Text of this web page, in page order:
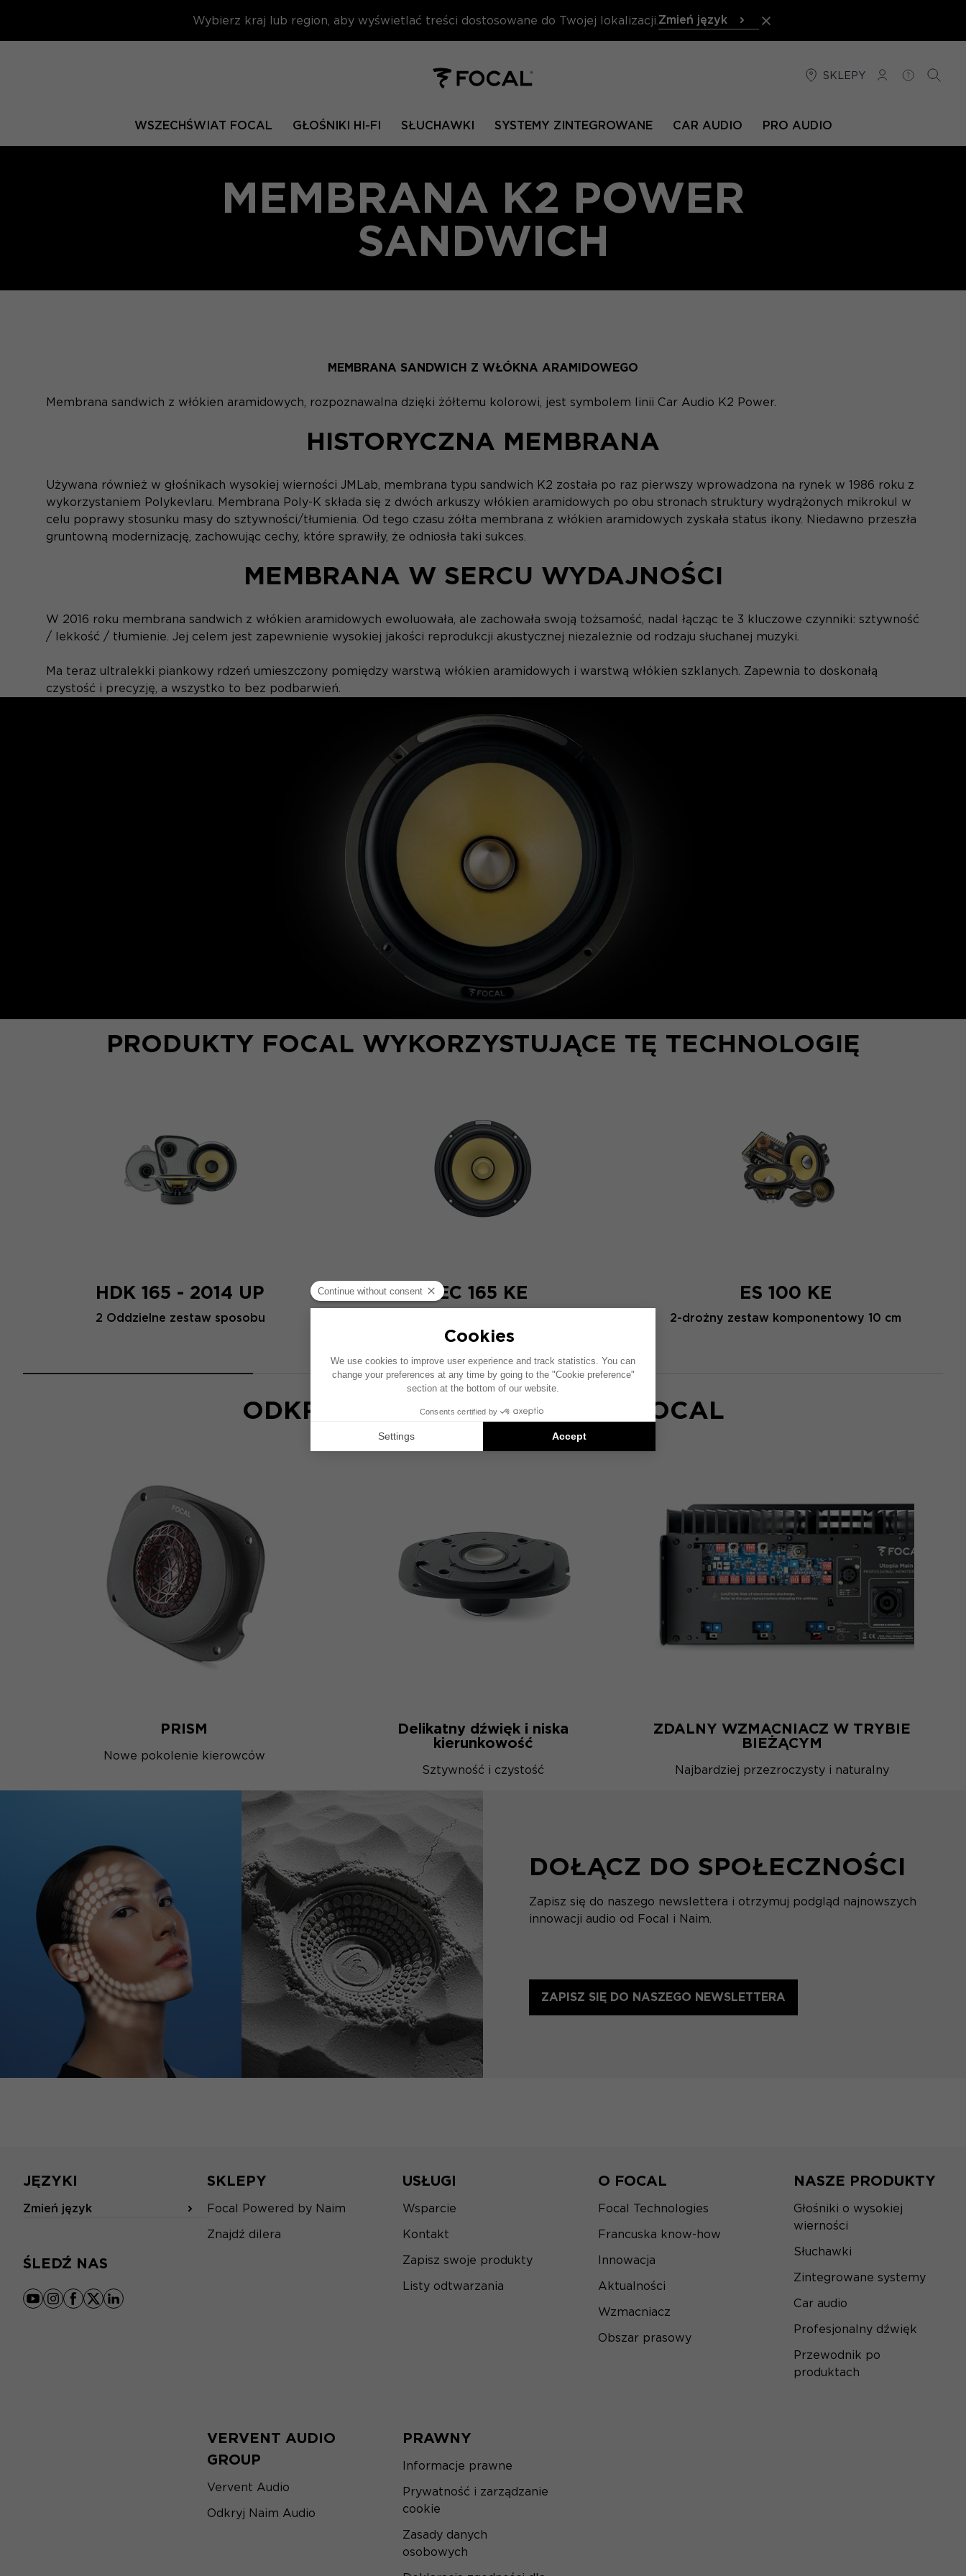
Wybierz kraj lub region, aby wyświetlać treści dostosowane do Twojej lokalizacji. Zmień język
SKLEPY
POŁĄCZENIE
POMOC
WSZECHŚWIAT FOCAL GŁOŚNIKI HI-FI SŁUCHAWKI SYSTEMY ZINTEGROWANE CAR AUDIO PRO AUDIO
MEMBRANA K2 POWER
SANDWICH
MEMBRANA SANDWICH Z WŁÓKNA ARAMIDOWEGO
Membrana sandwich z włókien aramidowych, rozpoznawalna dzięki żółtemu kolorowi, jest symbolem linii Car Audio K2 Power.
HISTORYCZNA MEMBRANA
Używana również w głośnikach wysokiej wierności JMLab, membrana typu sandwich K2 została po raz pierwszy wprowadzona na rynek w 1986 roku z
wykorzystaniem Polykevlaru. Membrana Poly-K składa się z dwóch arkuszy włókien aramidowych po obu stronach struktury wydrążonych mikrokul w
celu poprawy stosunku masy do sztywności/tłumienia. Od tego czasu żółta membrana z włókien aramidowych zyskała status ikony. Niedawno przeszła
gruntowną modernizację, zachowując cechy, które sprawiły, że odniosła taki sukces.
MEMBRANA W SERCU WYDAJNOŚCI
W 2016 roku membrana sandwich z włókien aramidowych ewoluowała, ale zachowała swoją tożsamość, nadal łącząc te 3 kluczowe czynniki: sztywność
/ lekkość / tłumienie. Jej celem jest zapewnienie wysokiej jakości reprodukcji akustycznej niezależnie od rodzaju słuchanej muzyki.
Ma teraz ultralekki piankowy rdzeń umieszczony pomiędzy warstwą włókien aramidowych i warstwą włókien szklanych. Zapewnia to doskonałą
czystość i precyzję, a wszystko to bez podbarwień.
PRODUKTY FOCAL WYKORZYSTUJĄCE TĘ TECHNOLOGIĘ
HDK 165 - 2014 UP
2 Oddzielne zestaw sposobu
EC 165 KE ES 100 KE
2-drożny zestaw komponentowy 10 cm
ODKRYJ INNE TECHNOLOGIE FOCAL
PRISM
Nowe pokolenie kierowców
Delikatny dźwięk i niska
kierunkowość
Sztywność i czystość
ZDALNY WZMACNIACZ W TRYBIE
BIEŻĄCYM
Najbardziej przezroczysty i naturalny
DOŁĄCZ DO SPOŁECZNOŚCI
Zapisz się do naszego newslettera i otrzymuj podgląd najnowszych
innowacji audio od Focal i Naim.
ZAPISZ SIĘ DO NASZEGO NEWSLETTERA
JĘZYKI
Zmień język
ŚLEDŹ NAS
youtube
instagram
facebook
x linkedin
SKLEPY
Focal Powered by Naim
Znajdź dilera
USŁUGI
Wsparcie
Kontakt
Zapisz swoje produkty
Listy odtwarzania
O FOCAL
Focal Technologies
Francuska know-how
Innowacja
Aktualności
Wzmacniacz
Obszar prasowy
NASZE PRODUKTY
Głośniki o wysokiej
wierności
Słuchawki
Zintegrowane systemy
Car audio
Profesjonalny dźwięk
Przewodnik po
produktach
VERVENT AUDIO
GROUP
Vervent Audio
Odkryj Naim Audio
PRAWNY
Informacje prawne
Prywatność i zarządzanie
cookie
Zasady danych
osobowych